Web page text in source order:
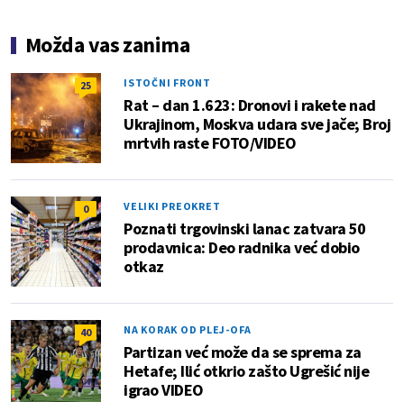
Možda vas zanima
25 ISTOČNI FRONT
Rat – dan 1.623: Dronovi i rakete nad
Ukrajinom, Moskva udara sve jače; Broj
mrtvih raste FOTO/VIDEO
0 VELIKI PREOKRET
Poznati trgovinski lanac zatvara 50
prodavnica: Deo radnika već dobio
otkaz
40 NA KORAK OD PLEJ-OFA
Partizan već može da se sprema za
Hetafe; Ilić otkrio zašto Ugrešić nije
igrao VIDEO